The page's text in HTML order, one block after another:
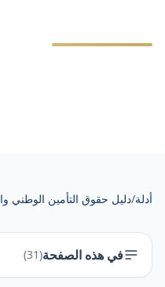
أدلة/دليل حقوق التأمين الوطني
في هذه الصفحة(
31
)